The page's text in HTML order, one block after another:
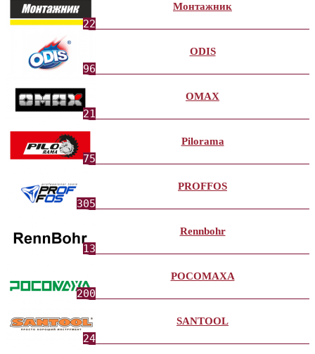
22
Монтажник
96
ODIS
21
OMAX
75
Pilorama
305
PROFFOS
13
Rennbohr
200
РОСОМАХА
24
SANTOOL